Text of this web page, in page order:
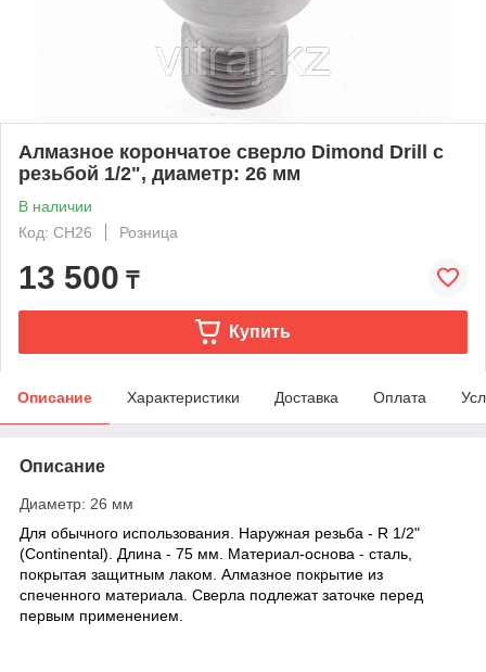
Алмазное корончатое сверло Dimond Drill с
резьбой 1/2", диаметр: 26 мм
В наличии
Код: CH26
Розница
13 500 ₸
Купить
Описание Характеристики Доставка Оплата
Описание
Диаметр: 26 мм
Для обычного использования. Наружная резьба - R 1/2"
(Continental). Длина - 75 мм. Материал-основа - сталь,
покрытая защитным лаком. Алмазное покрытие из
спеченного материала. Сверла подлежат заточке перед
первым применением.